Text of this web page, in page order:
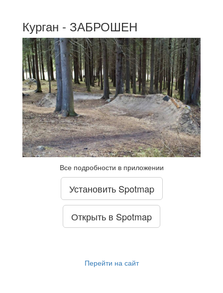
Курган - ЗАБРОШЕН
Все подробности в приложении
Установить Spotmap
Открыть в Spotmap
Перейти на сайт